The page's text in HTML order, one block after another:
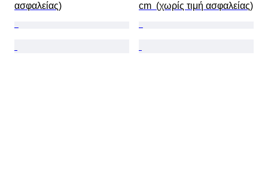
ασφαλείας)
cm  (χωρίς τιμή ασφαλείας)